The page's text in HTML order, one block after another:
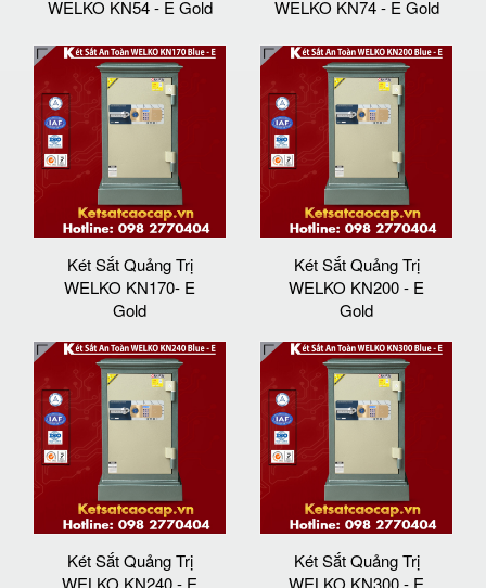
WELKO KN54 - E Gold
WELKO KN74 - E Gold
Két Sắt Quảng Trị
WELKO KN170- E
Gold
Két Sắt Quảng Trị
WELKO KN200 - E
Gold
Két Sắt Quảng Trị
WELKO KN240 - E
Két Sắt Quảng Trị
WELKO KN300 - E